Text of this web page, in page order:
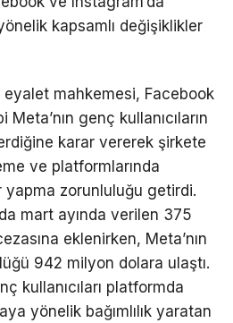
kapsamlı değişiklikler
eyalet mahkemesi, Facebook
Meta’nın genç kullanıcıların
karar vererek şirkete
ve platformlarında
yapma zorunluluğu getirdi.
mart ayında verilen 375
eklenirken, Meta’nın
942 milyon dolara ulaştı.
kullanıcıları platformda
yönelik bağımlılık yaratan